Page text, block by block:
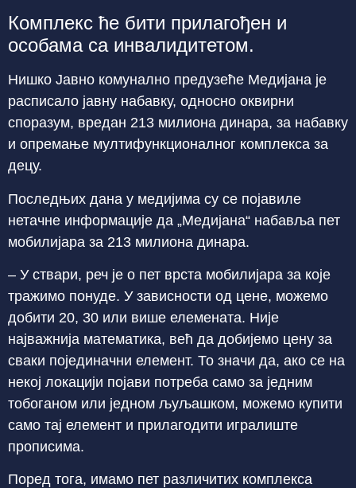
Комплекс ће бити прилагођен и
особама са инвалидитетом.
Нишко Јавно комунално предузеће Медијана је
расписало јавну набавку, односно оквирни
споразум, вредан 213 милиона динара, за набавку
и опремање мултифункционалног комплекса за
децу.
Последњих дана у медијима су се појавиле
нетачне информације да „Медијана“ набавља пет
мобилијара за 213 милиона динара.
– У ствари, реч је о пет врста мобилијара за које
тражимо понуде. У зависности од цене, можемо
добити 20, 30 или више елемената. Није
најважнија математика, већ да добијемо цену за
сваки појединачни елемент. То значи да, ако се на
некој локацији појави потреба само за једним
тобоганом или једном љуљашком, можемо купити
само тај елемент и прилагодити игралиште
прописима.
Поред тога, имамо пет различитих комплекса